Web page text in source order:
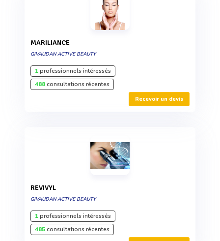
MARILIANCE
GIVAUDAN ACTIVE BEAUTY
1professionnels intéressés
488consultations récentes
Recevoir un devis
REVIVYL
GIVAUDAN ACTIVE BEAUTY
1professionnels intéressés
485consultations récentes